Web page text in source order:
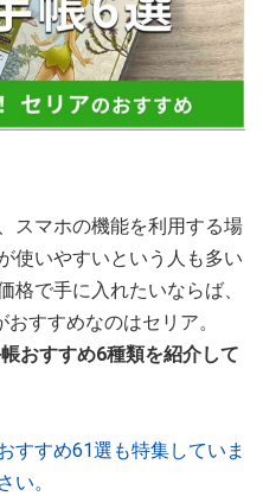
スマホの機能を利用する場
使いやすいという人も多い
格で手に入れたいならば、
すすめなのはセリア。
おすすめ6種類を紹介して
すすめ61選も特集していま
い。